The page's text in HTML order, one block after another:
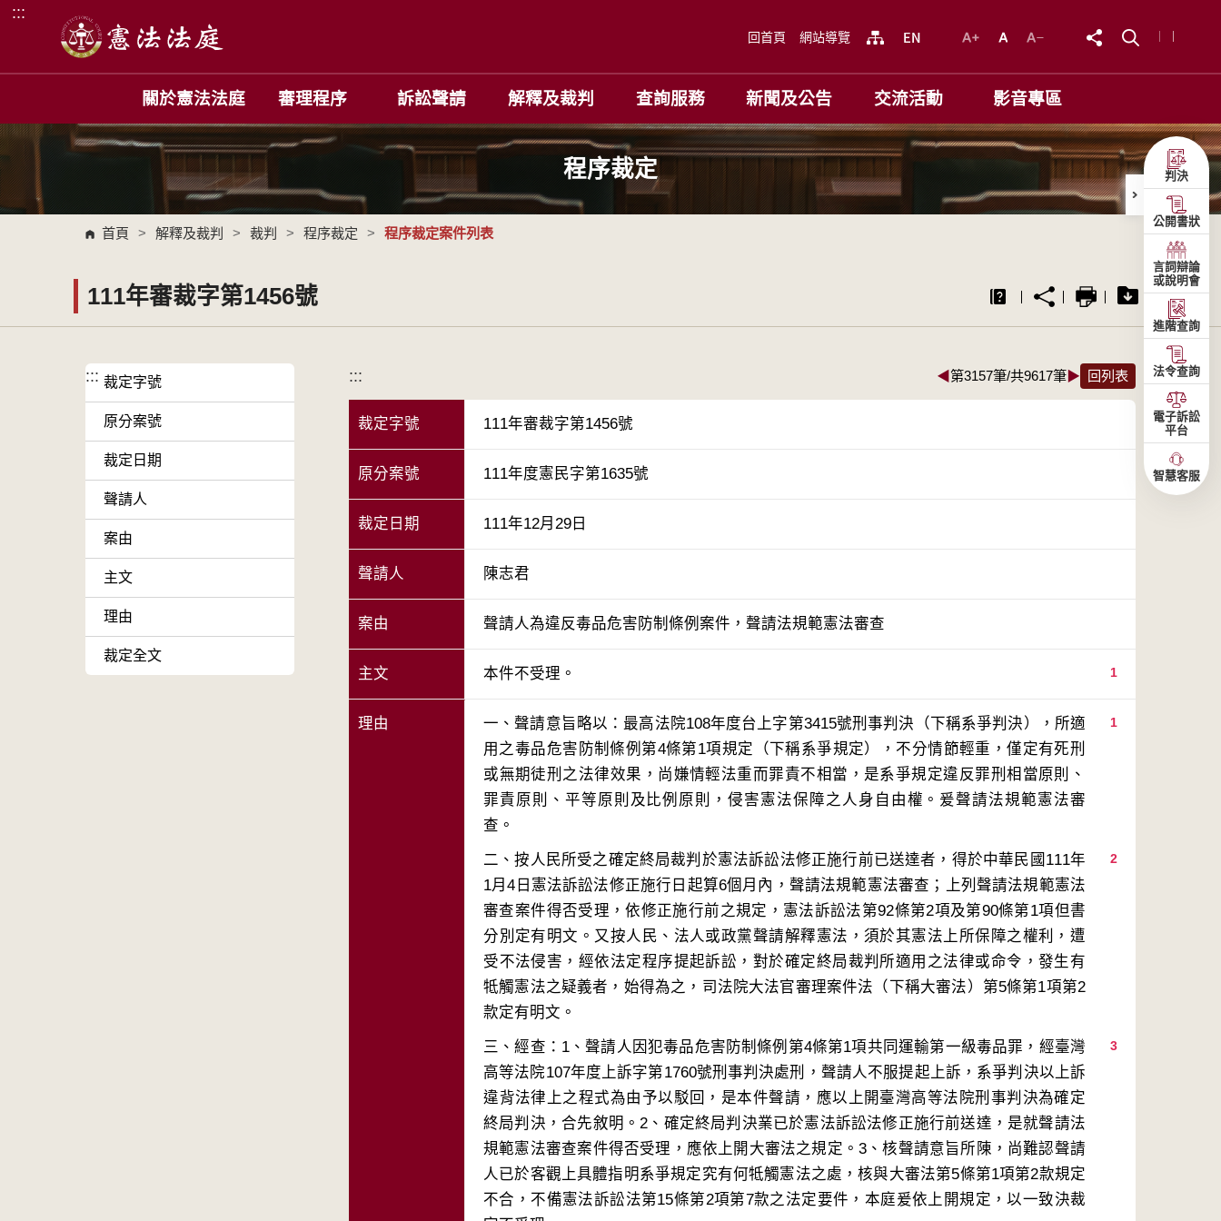
跳到主要內容區塊
:::
回首頁 網站導覽
關於憲法法庭 審理程序 訴訟聲請 解釋及裁判 查詢服務 新聞及公告 交流活動 影音專區
程序裁定
首頁 > 解釋及裁判 > 裁判 > 程序裁定 > 程序裁定案件列表
111年審裁字第1456號
::: 裁定字號
原分案號
裁定日期
聲請人
案由
主文
理由
裁定全文
::: ◀第3157筆/共9617筆▶ 回列表
裁定字號 111年審裁字第1456號
原分案號 111年度憲民字第1635號
裁定日期 111年12月29日
聲請人 陳志君
案由 聲請人為違反毒品危害防制條例案件，聲請法規範憲法審查
主文 1
本件不受理。
理由 1
一、聲請意旨略以：最高法院108年度台上字第3415號刑事判決（下稱系爭判決），所適
用之毒品危害防制條例第4條第1項規定（下稱系爭規定），不分情節輕重，僅定有死刑
或無期徒刑之法律效果，尚嫌情輕法重而罪責不相當，是系爭規定違反罪刑相當原則、
罪責原則、平等原則及比例原則，侵害憲法保障之人身自由權。爰聲請法規範憲法審
2
二、按人民所受之確定終局裁判於憲法訴訟法修正施行前已送達者，得於中華民國111年
1月4日憲法訴訟法修正施行日起算6個月內，聲請法規範憲法審查；上列聲請法規範憲法
審查案件得否受理，依修正施行前之規定，憲法訴訟法第92條第2項及第90條第1項但書
分別定有明文。又按人民、法人或政黨聲請解釋憲法，須於其憲法上所保障之權利，遭
受不法侵害，經依法定程序提起訴訟，對於確定終局裁判所適用之法律或命令，發生有
牴觸憲法之疑義者，始得為之，司法院大法官審理案件法（下稱大審法）第5條第1項第2
3
三、經查：1、聲請人因犯毒品危害防制條例第4條第1項共同運輸第一級毒品罪，經臺灣
高等法院107年度上訴字第1760號刑事判決處刑，聲請人不服提起上訴，系爭判決以上訴
違背法律上之程式為由予以駁回，是本件聲請，應以上開臺灣高等法院刑事判決為確定
終局判決，合先敘明。2、確定終局判決業已於憲法訴訟法修正施行前送達，是就聲請法
規範憲法審查案件得否受理，應依上開大審法之規定。3、核聲請意旨所陳，尚難認聲請
人已於客觀上具體指明系爭規定究有何牴觸憲法之處，核與大審法第5條第1項第2款規定
不合，不備憲法訴訟法第15條第2項第7款之法定要件，本庭爰依上開規定，以一致決裁
判決
公開書狀
言詞辯論
或說明會
進階查詢
法令查詢
電子訴訟
平台
智慧客服